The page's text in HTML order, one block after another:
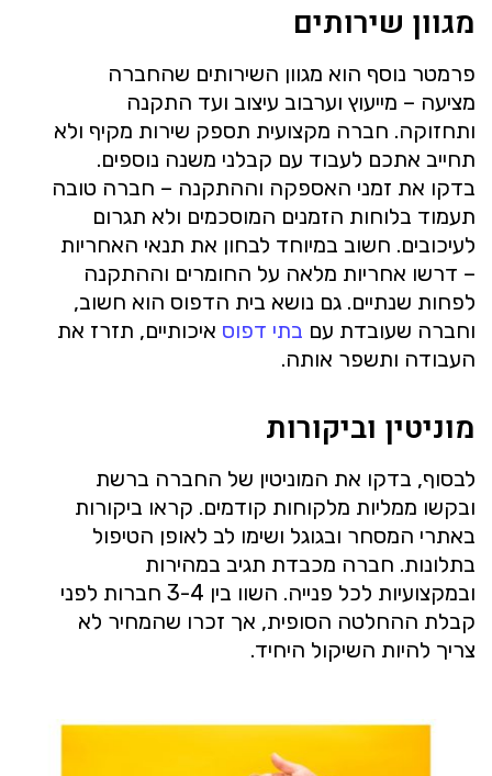
מגוון שירותים
פרמטר נוסף הוא מגוון השירותים שהחברה
מציעה – מייעוץ וערבוב עיצוב ועד התקנה
ותחזוקה. חברה מקצועית תספק שירות מקיף ולא
תחייב אתכם לעבוד עם קבלני משנה נוספים.
בדקו את זמני האספקה וההתקנה – חברה טובה
תעמוד בלוחות הזמנים המוסכמים ולא תגרום
לעיכובים. חשוב במיוחד לבחון את תנאי האחריות
– דרשו אחריות מלאה על החומרים וההתקנה
לפחות שנתיים. גם נושא בית הדפוס הוא חשוב,
וחברה שעובדת עם בתי דפוס איכותיים, תזרז את
העבודה ותשפר אותה.
מוניטין וביקורות
לבסוף, בדקו את המוניטין של החברה ברשת
ובקשו ממליות מלקוחות קודמים. קראו ביקורות
באתרי המסחר ובגוגל ושימו לב לאופן הטיפול
בתלונות. חברה מכבדת תגיב במהירות
ובמקצועיות לכל פנייה. השוו בין 3-4 חברות לפני
קבלת ההחלטה הסופית, אך זכרו שהמחיר לא
צריך להיות השיקול היחיד.